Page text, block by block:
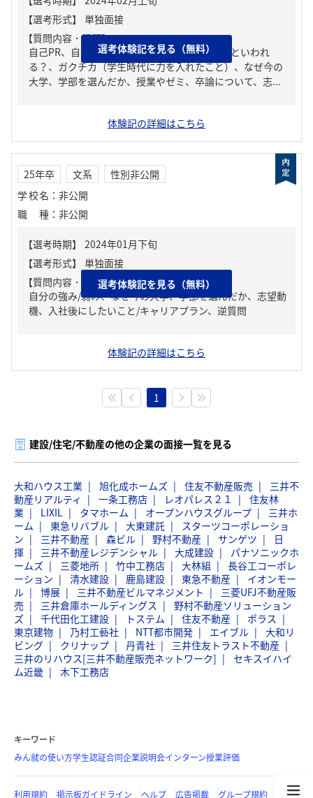
【質問内容・課題】
自己PR、自分の強み/弱み、周りからどんな人といわれ
る？、ガクチカ（学生時代に力を入れたこと）、なぜ今の
大学、学部を選んだか、授業やゼミ、卒論について、志...
選考体験記を見る（無料）
体験記の詳細はこちら
25年卒 文系
性別非公開
学校名 ： 非公開
職種 ： 非公開
【質問内容・課題】
自分の強み/弱み、なぜ今の大学、学部を選んだか、志望動
機、入社後にしたいこと/キャリアプラン、逆質問
選考体験記を見る（無料）
体験記の詳細はこちら
1
建設/住宅/不動産の他の企業の面接一覧を見る
大和ハウス工業 旭化成ホームズ 住友不動産販売
三井不
動産リアルティ
一条工務店 レオパレス２１
住友林
業
LIXIL タマホーム オープンハウスグループ
三井ホ
ーム
東急リバブル 大東建託
スターツコーポレーショ
ン
三井不動産 森ビル 野村不動産 サンゲツ
日
揮
三井不動産レジデンシャル 大成建設
パナソニックホ
ームズ
三菱地所 竹中工務店 大林組
長谷工コーポレ
ーション
清水建設 鹿島建設 東急不動産
イオンモー
ル
博展 三井不動産ビルマネジメント
三菱UFJ不動産販
売
三井倉庫ホールディングス
野村不動産ソリューション
ズ
千代田化工建設 トステム 住友不動産
ポラス
東京建物
乃村工藝社 NTT都市開発 エイブル
大和リ
ビング
クリナップ 丹青社
三井住友トラスト不動産
三井のリハウス[三井不動産販売ネットワーク]
セキスイハイ
ム近畿
木下工務店
キーワード
みん就の使い方学生認証合同企業説明会インターン授業評価
利用規約 掲示板ガイドライン ヘルプ 広告掲載 グループ規約